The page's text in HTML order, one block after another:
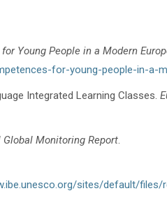
Young People in a Modern
for-young-people-in-a-
Integrated Learning Classes.
Monitoring Report.
sites/default/